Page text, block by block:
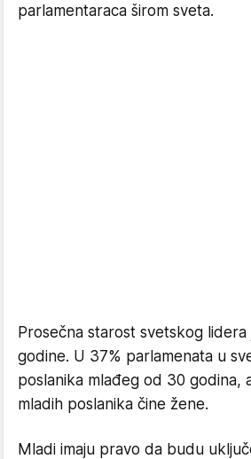
parlamentaraca širom sveta.
Prosečna starost svetskog
godine. U 37% parlamenata u
poslanika mlađeg od 30 godina,
mladih poslanika čine žene.
Mladi imaju pravo da budu